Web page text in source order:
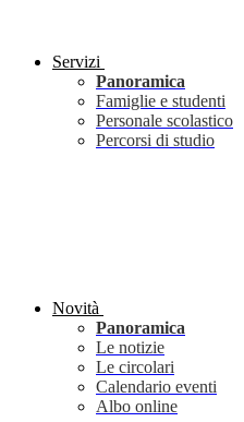
Servizi
Panoramica
Famiglie e studenti
Personale scolastico
Percorsi di studio
Novità
Panoramica
Le notizie
Le circolari
Calendario eventi
Albo online